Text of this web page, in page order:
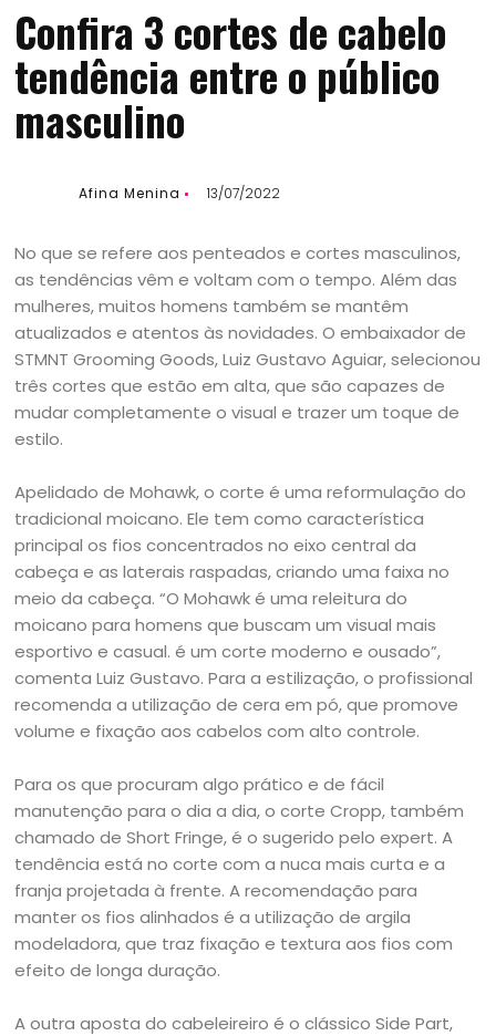
Confira 3 cortes de cabelo
tendência entre o público
masculino
Afina Menina 13/07/2022
No que se refere aos penteados e cortes masculinos,
as tendências vêm e voltam com o tempo. Além das
mulheres, muitos homens também se mantêm
atualizados e atentos às novidades. O embaixador de
STMNT Grooming Goods, Luiz Gustavo Aguiar, selecionou
três cortes que estão em alta, que são capazes de
mudar completamente o visual e trazer um toque de
estilo.
Apelidado de Mohawk, o corte é uma reformulação do
tradicional moicano. Ele tem como característica
principal os fios concentrados no eixo central da
cabeça e as laterais raspadas, criando uma faixa no
meio da cabeça. “O Mohawk é uma releitura do
moicano para homens que buscam um visual mais
esportivo e casual. é um corte moderno e ousado”,
comenta Luiz Gustavo. Para a estilização, o profissional
recomenda a utilização de cera em pó, que promove
volume e fixação aos cabelos com alto controle.
Para os que procuram algo prático e de fácil
manutenção para o dia a dia, o corte Cropp, também
chamado de Short Fringe, é o sugerido pelo expert. A
tendência está no corte com a nuca mais curta e a
franja projetada à frente. A recomendação para
manter os fios alinhados é a utilização de argila
modeladora, que traz fixação e textura aos fios com
efeito de longa duração.
A outra aposta do cabeleireiro é o clássico Side Part,